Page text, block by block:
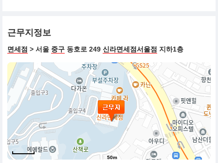
근무지정보
면세점 > 서울 중구 동호로 249 신라면세점서울점 지하1층
50m